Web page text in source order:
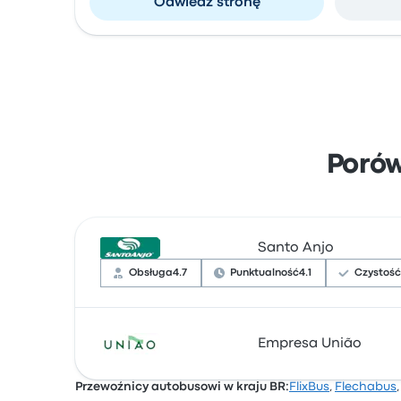
Odwiedź stronę
Santo Anjo
Obsługa4.7 Punktualność4.1 Czystość
Na podstawie 104 opinii firma otrzymała w
Empresa União
Przewoźnicy autobusowi w kraju BR: FlixBus, Flechabus,